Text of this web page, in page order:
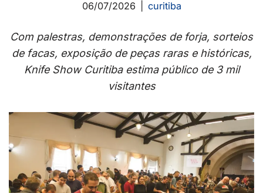
06/07/2026 curitiba
Com palestras, demonstrações de forja, sorteios
de facas, exposição de peças raras e históricas,
Knife Show Curitiba estima público de 3 mil
visitantes